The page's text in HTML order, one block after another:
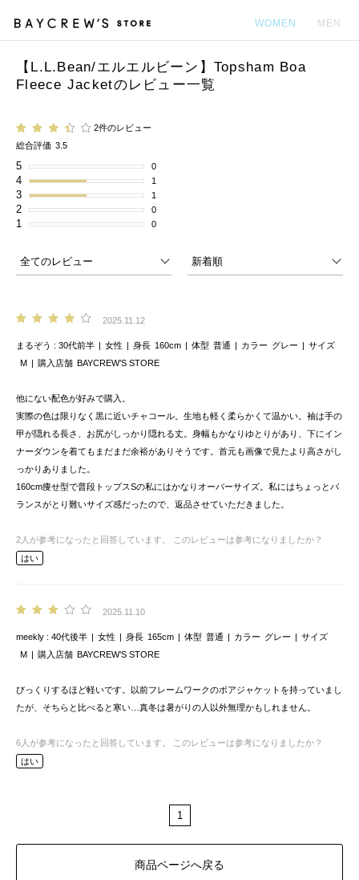
WOMEN MEN
【L.L.Bean/エルエルビーン】Topsham Boa
Fleece Jacketのレビュー一覧
2件のレビュー
総合評価 3.5
5 0
4 1
3 1
2 0
1 0
2025.11.12
まるぞう 30代前半 女性 身長 160cm 体型 普通 カラー グレー
サイズ
M
購入店舗 BAYCREW’S STORE
他にない配色が好みで購入。
実際の色は限りなく黒に近いチャコール。生地も軽く柔らかくて温かい。袖は手の
甲が隠れる長さ、お尻がしっかり隠れる丈。身幅もかなりゆとりがあり、下にイン
ナーダウンを着てもまだまだ余裕がありそうです。首元も画像で見たより高さがし
っかりありました。
160cm痩せ型で普段トップスSの私にはかなりオーバーサイズ。私にはちょっとバ
ランスがとり難いサイズ感だったので、返品させていただきました。
2 人が参考になったと回答しています。
このレビューは参考になりましたか？
はい
2025.11.10
meekly 40代後半 女性 身長 165cm 体型 普通 カラー グレー
サイズ
M
購入店舗 BAYCREW’S STORE
びっくりするほど軽いです。以前フレームワークのボアジャケットを持っていまし
たが、そちらと比べると寒い…真冬は暑がりの人以外無理かもしれません。
6 人が参考になったと回答しています。
このレビューは参考になりましたか？
はい
1
商品ページへ戻る